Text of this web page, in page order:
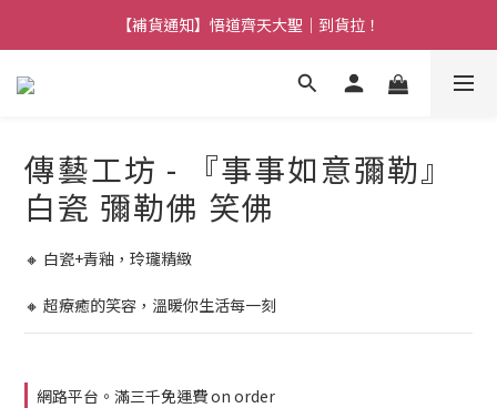
【熱門】馬上有系列！四種寶物幫你財運「轉」進來
【補貨通知】悟道齊天大聖｜到貨拉！
【熱門】馬上有系列！四種寶物幫你財運「轉」進來
傳藝工坊 - 『事事如意彌勒』
白瓷 彌勒佛 笑佛
🔸 白瓷+青釉，玲瓏精緻
🔸 超療癒的笑容，溫暖你生活每一刻
網路平台。滿三千免運費 on order